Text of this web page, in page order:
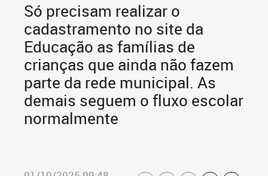
Só precisam realizar o
cadastramento no site da
Educação as famílias de
crianças que ainda não fazem
parte da rede municipal. As
demais seguem o fluxo escolar
normalmente